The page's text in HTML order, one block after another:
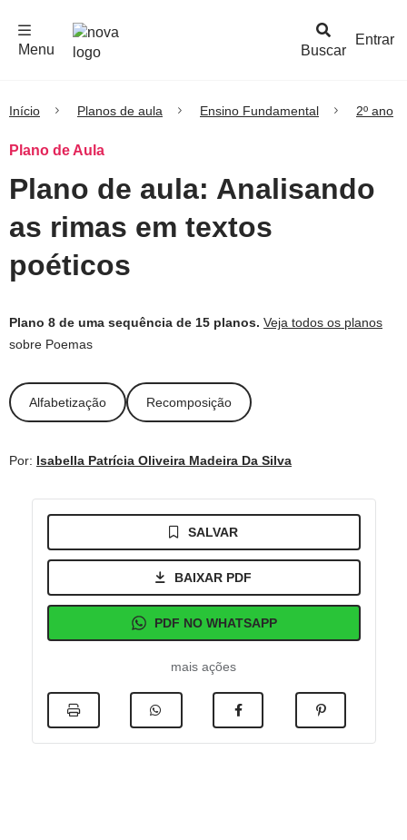
Buscar
Menu
Entrar
Início Planos de aula Ensino Fundamental 2º ano
Plano de Aula
Plano de aula: Analisando
as rimas em textos
poéticos
Plano 8 de uma sequência de 15 planos. Veja todos os planos
sobre Poemas
Alfabetização Recomposição
Por: Isabella Patrícia Oliveira Madeira Da Silva
SALVAR
BAIXAR PDF
PDF NO WHATSAPP
mais ações